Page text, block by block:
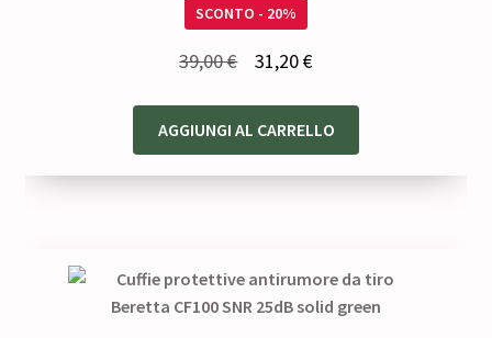
SCONTO - 20%
39,00€
originale
era:
31,20€Il
attuale
è:
AGGIUNGI AL CARRELLO